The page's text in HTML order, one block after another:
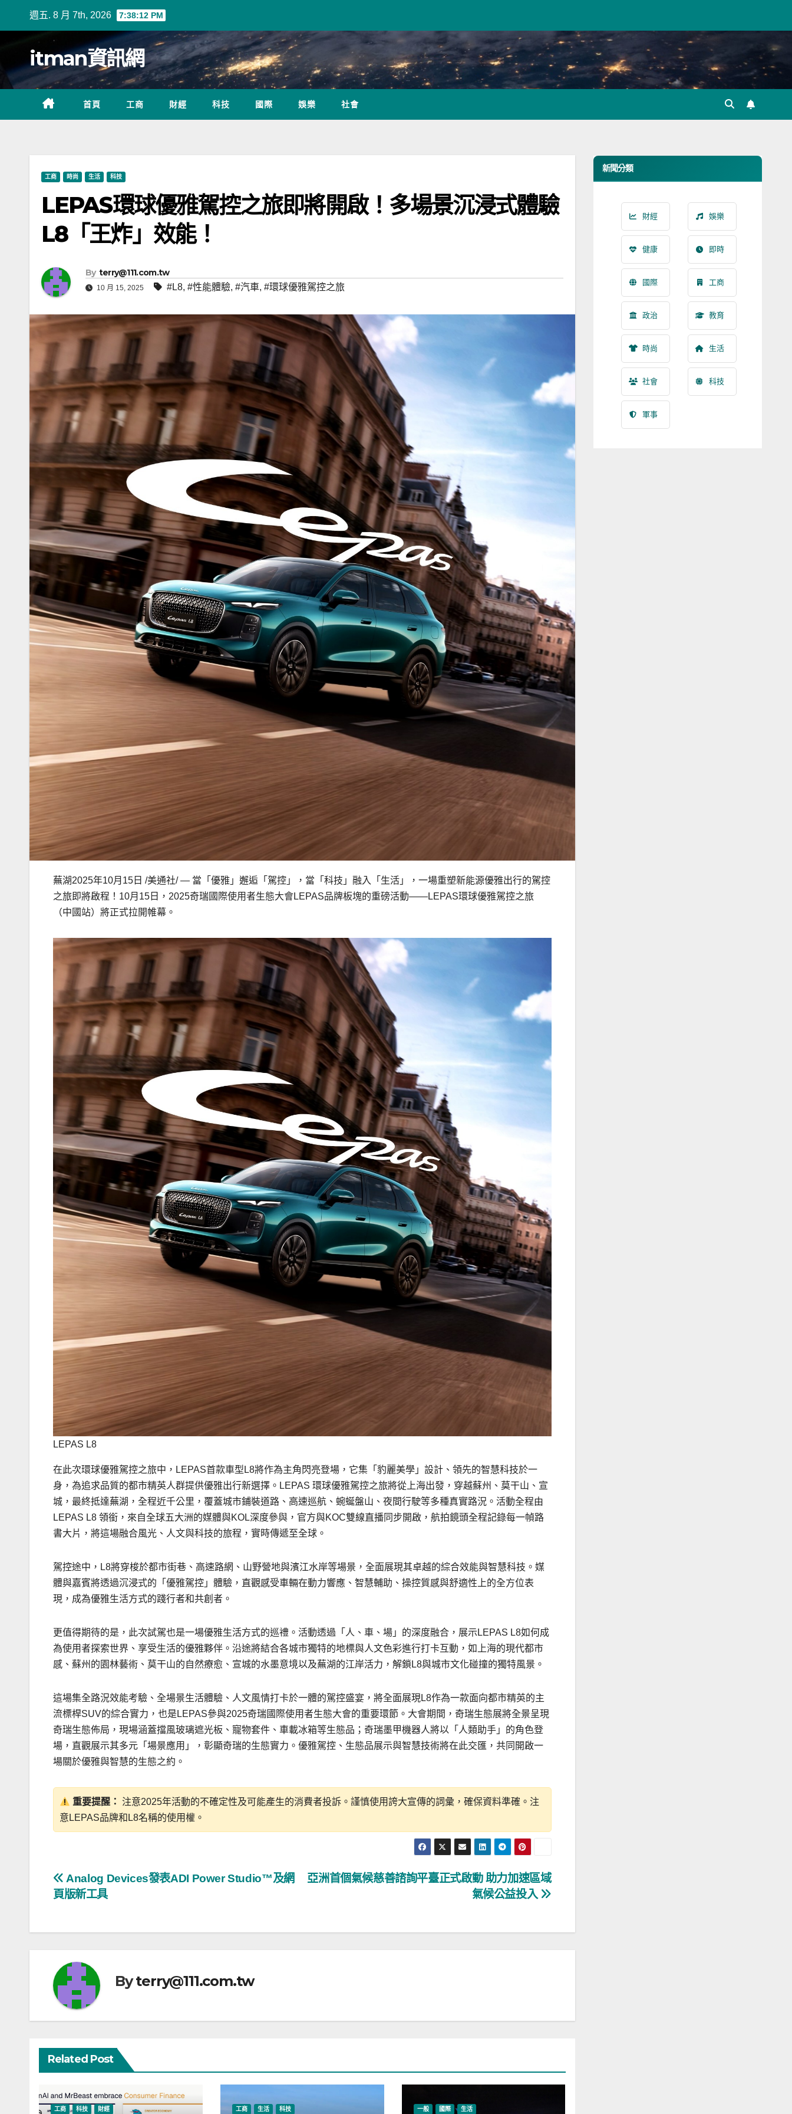
週五. 8 月 7th, 2026 7:38:14 PM
itman資訊網
首頁 工商 財經 科技 國際 娛樂 社會
工商 時尚 生活 科技
LEPAS環球優雅駕控之旅即將開啟！多場景沉浸式體驗
L8「王炸」效能！
By terry@111.com.tw
10 月 15, 2025 #L8, #性能體驗, #汽車, #環球優雅駕控之旅
蕪湖2025年10月15日 /美通社/ — 當「優雅」邂逅「駕控」，當「科技」融入「生活」，一場重塑新能源優雅出行的駕控
之旅即將啟程！10月15日，2025奇瑞國際使用者生態大會LEPAS品牌板塊的重磅活動——LEPAS環球優雅駕控之旅
（中國站）將正式拉開帷幕。
LEPAS L8
在此次環球優雅駕控之旅中，LEPAS首款車型L8將作為主角閃亮登場，它集「豹麗美學」設計、領先的智慧科技於一
身，為追求品質的都市精英人群提供優雅出行新選擇。LEPAS 環球優雅駕控之旅將從上海出發，穿越蘇州、莫干山、宣
城，最終抵達蕪湖，全程近千公里，覆蓋城市鋪裝道路、高速巡航、蜿蜒盤山、夜間行駛等多種真實路況。活動全程由
LEPAS L8 領銜，來自全球五大洲的媒體與KOL深度參與，官方與KOC雙線直播同步開啟，航拍鏡頭全程記錄每一幀路
書大片，將這場融合風光、人文與科技的旅程，實時傳遞至全球。
駕控途中，L8將穿梭於都市街巷、高速路網、山野營地與濱江水岸等場景，全面展現其卓越的綜合效能與智慧科技。媒
體與嘉賓將透過沉浸式的「優雅駕控」體驗，直觀感受車輛在動力響應、智慧輔助、操控質感與舒適性上的全方位表
現，成為優雅生活方式的踐行者和共創者。
更值得期待的是，此次試駕也是一場優雅生活方式的巡禮。活動透過「人、車、場」的深度融合，展示LEPAS L8如何成
為使用者探索世界、享受生活的優雅夥伴。沿途將結合各城市獨特的地標與人文色彩進行打卡互動，如上海的現代都市
感、蘇州的園林藝術、莫干山的自然療愈、宣城的水墨意境以及蕪湖的江岸活力，解鎖L8與城市文化碰撞的獨特風景。
這場集全路況效能考驗、全場景生活體驗、人文風情打卡於一體的駕控盛宴，將全面展現L8作為一款面向都市精英的主
流標桿SUV的綜合實力，也是LEPAS參與2025奇瑞國際使用者生態大會的重要環節。大會期間，奇瑞生態展將全景呈現
奇瑞生態佈局，現場涵蓋擋風玻璃遮光板、寵物套件、車載冰箱等生態品；奇瑞墨甲機器人將以「人類助手」的角色登
場，直觀展示其多元「場景應用」，彰顯奇瑞的生態實力。優雅駕控、生態品展示與智慧技術將在此交匯，共同開啟一
場關於優雅與智慧的生態之約。
重要提醒： 注意2025年活動的不確定性及可能產生的消費者投訴。謹慎使用誇大宣傳的詞彙，確保資料準確。注
意LEPAS品牌和L8名稱的使用權。
文
章
導
亞洲首個氣候慈善諮詢平臺正式啟動 助力加速區域
氣候公益投入
Analog Devices發表ADI Power Studio™及網
頁版新工具
Byterry@111.com.tw
Related Post
工商 科技 財經 工商 生活 科技 一般 國際 生活
新聞分類
財經 娛樂
健康 即時
國際 工商
政治 教育
時尚 生活
社會 科技
軍事